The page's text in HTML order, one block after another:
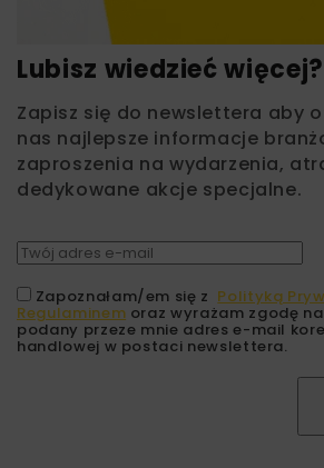
Lubisz wiedzieć więcej?
Zapisz się do newslettera aby
nas najlepsze informacje
zaproszenia na wydarzenia,
dedykowane akcje specjalne.
Zapoznałam/em się z Polityką
Regulaminem oraz wyrażam zgodę
podany przeze mnie adres e-mail
handlowej w postaci newslettera.